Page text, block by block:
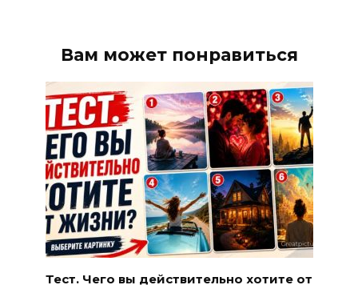
Вам может понравиться
Тест. Чего вы действительно хотите от